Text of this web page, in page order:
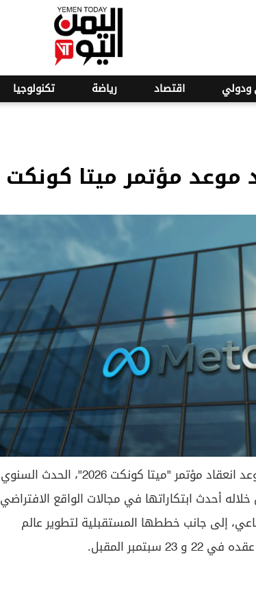
ودولي اقتصاد رياضة تكنولوجيا
مؤتمر ميتا كونكت 2026
أعلنت شركة ميتا عن تحديد موعد انعقاد مؤتمر "ميتا كونكت 2026"، الحدث السنوي
أحدث ابتكاراتها في مجالات الواقع الافتراضي
إلى جانب خططها المستقبلية لتطوير عالم
المقبل.